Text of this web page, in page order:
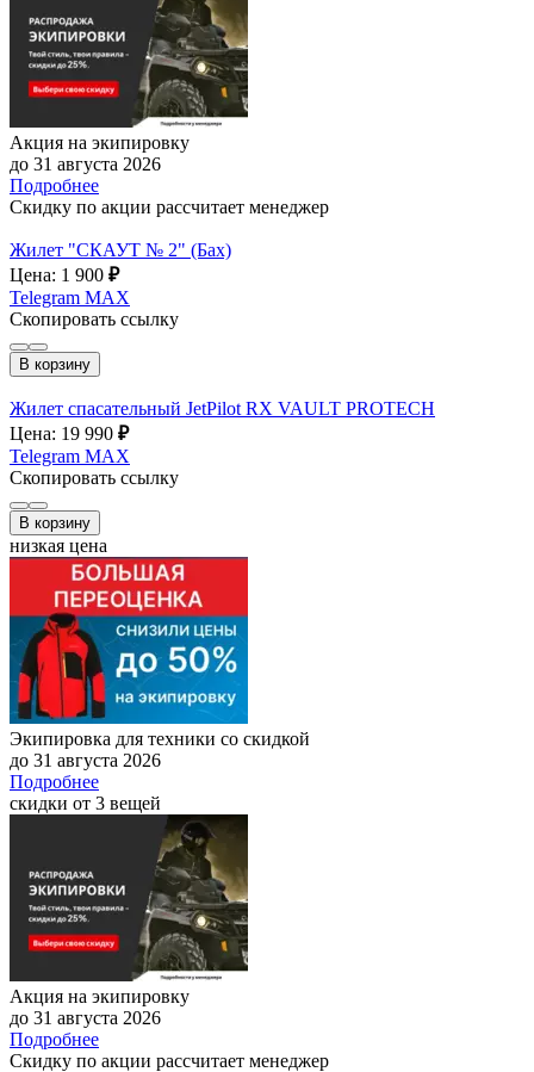
Акция на экипировку
до 31 августа 2026
Подробнее
Скидку по акции рассчитает менеджер
Жилет "СКАУТ № 2" (Бах)
Цена: 1 900 ₽
Telegram MAX
Скопировать ссылку
В корзину
Жилет спасательный JetPilot RX VAULT PROTECH
Цена: 19 990 ₽
Telegram MAX
Скопировать ссылку
В корзину
низкая цена
Экипировка для техники со скидкой
до 31 августа 2026
Подробнее
скидки от 3 вещей
Акция на экипировку
до 31 августа 2026
Подробнее
Скидку по акции рассчитает менеджер